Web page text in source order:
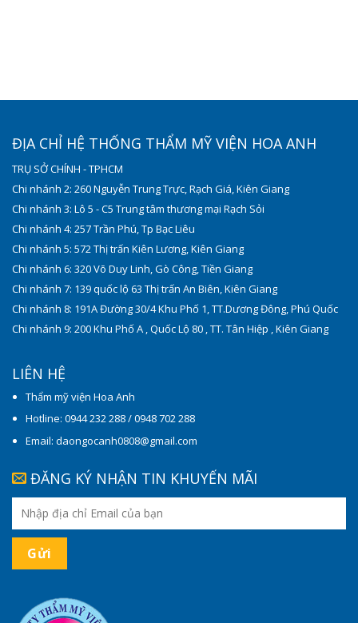
ĐỊA CHỈ HỆ THỐNG THẨM MỸ VIỆN HOA ANH
TRỤ SỞ CHÍNH - TPHCM
Chi nhánh 2: 260 Nguyễn Trung Trực, Rạch Giá, Kiên Giang
Chi nhánh 3: Lô 5 - C5 Trung tâm thương mại Rạch Sỏi
Chi nhánh 4: 257 Trần Phú, Tp Bạc Liêu
Chi nhánh 5: 572 Thị trấn Kiên Lương, Kiên Giang
Chi nhánh 6: 320 Võ Duy Linh, Gò Công, Tiền Giang
Chi nhánh 7: 139 quốc lộ 63 Thị trấn An Biên, Kiên Giang
Chi nhánh 8: 191A Đường 30/4 Khu Phố 1, TT.Dương Đông, Phú Quốc
Chi nhánh 9: 200 Khu Phố A , Quốc Lộ 80 , TT. Tân Hiệp , Kiên Giang
LIÊN HỆ
Thẩm mỹ viện Hoa Anh
Hotline: 0944 232 288 / 0948 702 288
Email: daongocanh0808@gmail.com
ĐĂNG KÝ NHẬN TIN KHUYẾN MÃI